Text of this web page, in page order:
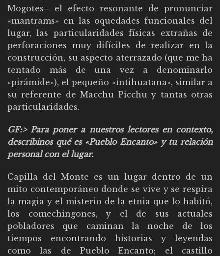
Mogotes– el efecto resonante de pronunciar
«mantrams» en las oquedades funcionales del
lugar, las particularidades físicas extrañas de
perforaciones muy difíciles de realizar en la
construcción, su aspecto aterrazado (que me ha
tentado más de una vez a denominarlo
«pirámide»), el pequeño «intihuatana», similar a
su referente de Macchu Picchu y tantas otras
particularidades.
GF:> Para poner a nuestros lectores en contexto,
describinos qué es «Pueblo Encanto» y tu relación
personal con el lugar.
Capilla del Monte es un lugar dentro de un
mito contemporáneo donde se vive y se respira
la magia y el misterio de la etnia que lo habitó,
los comechingones, y el de sus actuales
pobladores que caminan la noche de los
tiempos encontrando historias y leyendas
como las de Pueblo Encanto; el castillo